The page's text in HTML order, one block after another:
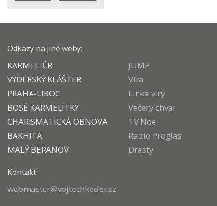
Odkazy na jiné weby:
KARMEL-ČR
VYDERSKÝ KLÁŠTER
PRAHA-LIBOC
BOSÉ KARMELITKY
CHARISMATICKÁ OBNOVA
BAKHITA
MALÝ BERANOV
JUMP
Víra
Linka víry
Večery chval
TV Noe
Radio Proglas
Drasty
Kontakt:
webmaster@vojtechkodet.cz